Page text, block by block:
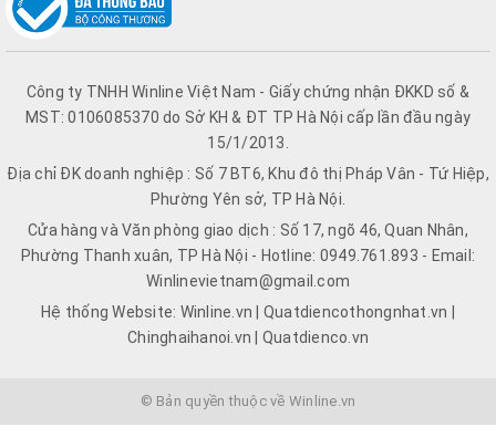
Công ty TNHH Winline Việt Nam - Giấy chứng nhận ĐKKD số &
MST: 0106085370 do Sở KH & ĐT TP Hà Nội cấp lần đầu ngày
15/1/2013.
Địa chỉ ĐK doanh nghiệp : Số 7 BT6, Khu đô thị Pháp Vân - Tứ Hiệp,
Phường Yên sở, TP Hà Nội.
Cửa hàng và Văn phòng giao dịch : Số 17, ngõ 46, Quan Nhân,
Phường Thanh xuân, TP Hà Nội - Hotline: 0949.761.893 - Email:
Winlinevietnam@gmail.com
Hệ thống Website: Winline.vn | Quatdiencothongnhat.vn |
Chinghaihanoi.vn | Quatdienco.vn
© Bản quyền thuộc về Winline.vn